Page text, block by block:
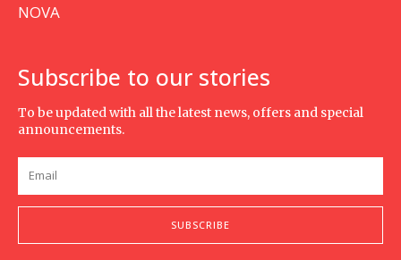
NOVA
Subscribe to our stories
To be updated with all the latest news, offers and special
announcements.
SUBSCRIBE